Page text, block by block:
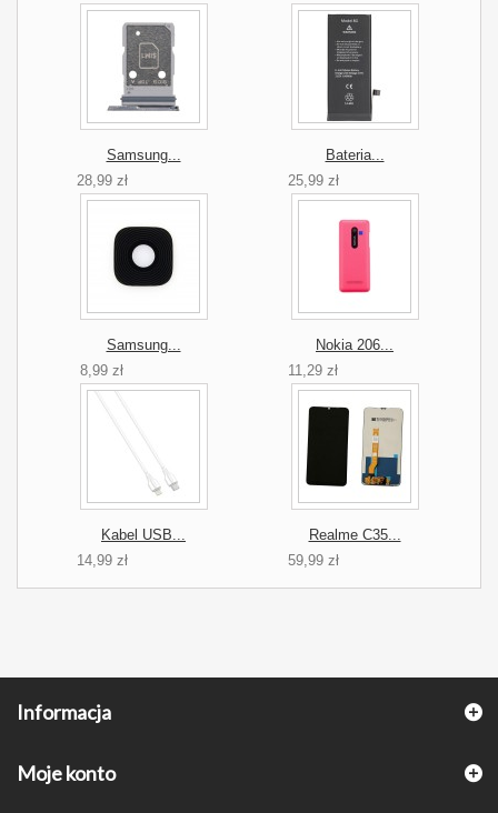
Samsung...
28,99 zł
Bateria...
25,99 zł
Samsung...
8,99 zł
Nokia 206...
11,29 zł
Kabel USB...
14,99 zł
Realme C35...
59,99 zł
Informacja
Moje konto